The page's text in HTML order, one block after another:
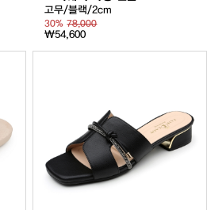
고무/블랙/2cm
30%78,000
₩54,600